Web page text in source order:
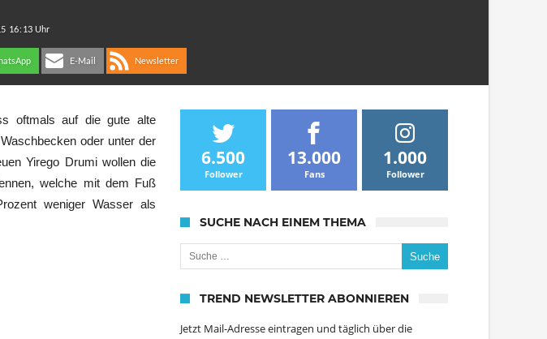
:
E-Mail Newsletter
oftmals auf die gute alte
oder unter der
Yirego Drumi wollen die
welche mit dem Fuß
weniger Wasser als
6.500
Follower
13.000
Fans
1.000
Follower
SUCHE NACH EINEM THEMA
Suche nach:
TREND NEWSLETTER ABONNIEREN
Jetzt Mail-Adresse eintragen und täglich über die